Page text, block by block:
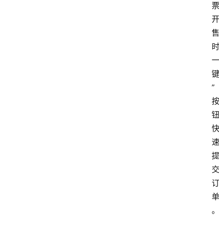
票
开
售
时
一
键
”
按
钮
快
速
提
交
订
单
。